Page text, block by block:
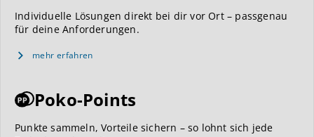
Individuelle Lösungen direkt bei dir vor Ort – passgenau
für deine Anforderungen.
mehr erfahren
Poko-Points
Punkte sammeln, Vorteile sichern – so lohnt sich jede